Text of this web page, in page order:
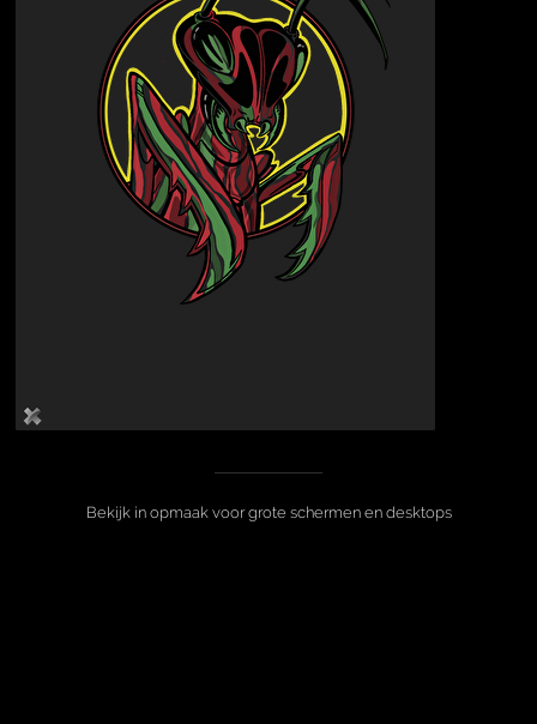
Bekijk in opmaak voor grote schermen en desktops